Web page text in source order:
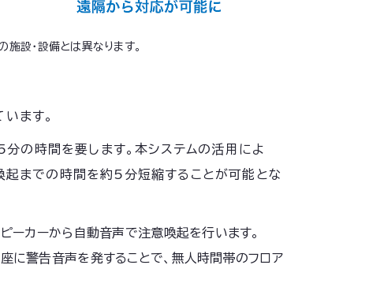
設・設備とは異なります。
ます。
の時間を要します。本システムの活用によ
までの時間を約5分短縮することが可能とな
ーカーから自動音声で注意喚起を行います。
に警告音声を発することで、無人時間帯のフロア